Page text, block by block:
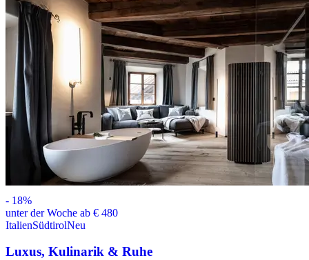
- 18%
unter der Woche ab € 480
ItalienSüdtirolNeu
Luxus, Kulinarik & Ruhe